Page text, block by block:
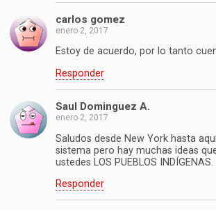
carlos gomez
enero 2, 2017
Estoy de acuerdo, por lo tanto
Responder
Saul Dominguez A.
enero 2, 2017
Saludos desde New York hasta
sistema pero hay muchas ideas
ustedes LOS PUEBLOS INDÍGENAS.
Responder